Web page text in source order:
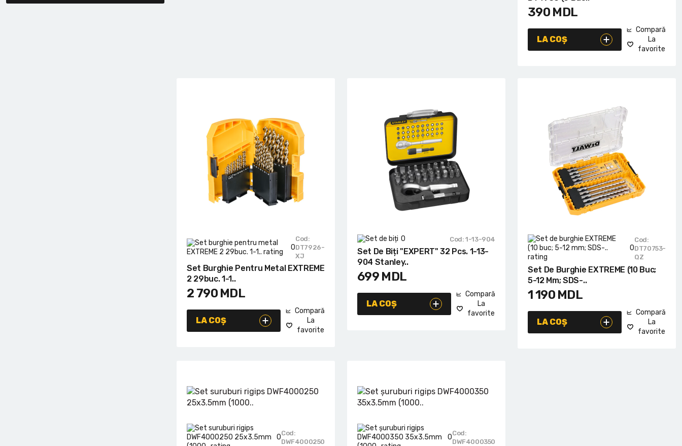
390 MDL
LA COȘ
Compară
La
favorite
0
Cod:
DT7926-
XJ
Set Burghie Pentru Metal EXTREME
2 29buc. 1-1..
2 790 MDL
LA COȘ
Compară
La
favorite
0 Cod: 1-13-904
Set De Biți "EXPERT" 32 Pcs. 1-13-
904 Stanley..
699 MDL
LA COȘ
Compară
La
favorite
0
Cod:
DT70753-
QZ
Set De Burghie EXTREME (10 Buc;
5-12 Mm; SDS-..
1 190 MDL
LA COȘ
Compară
La
favorite
0Cod:
DWF4000250
0Cod:
DWF4000350